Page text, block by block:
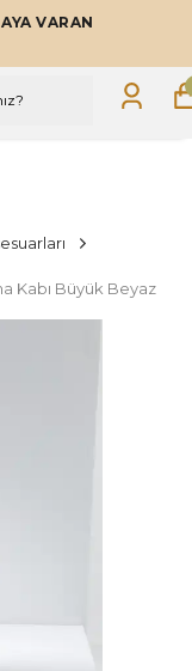
VARAN
Kabı Büyük Beyaz